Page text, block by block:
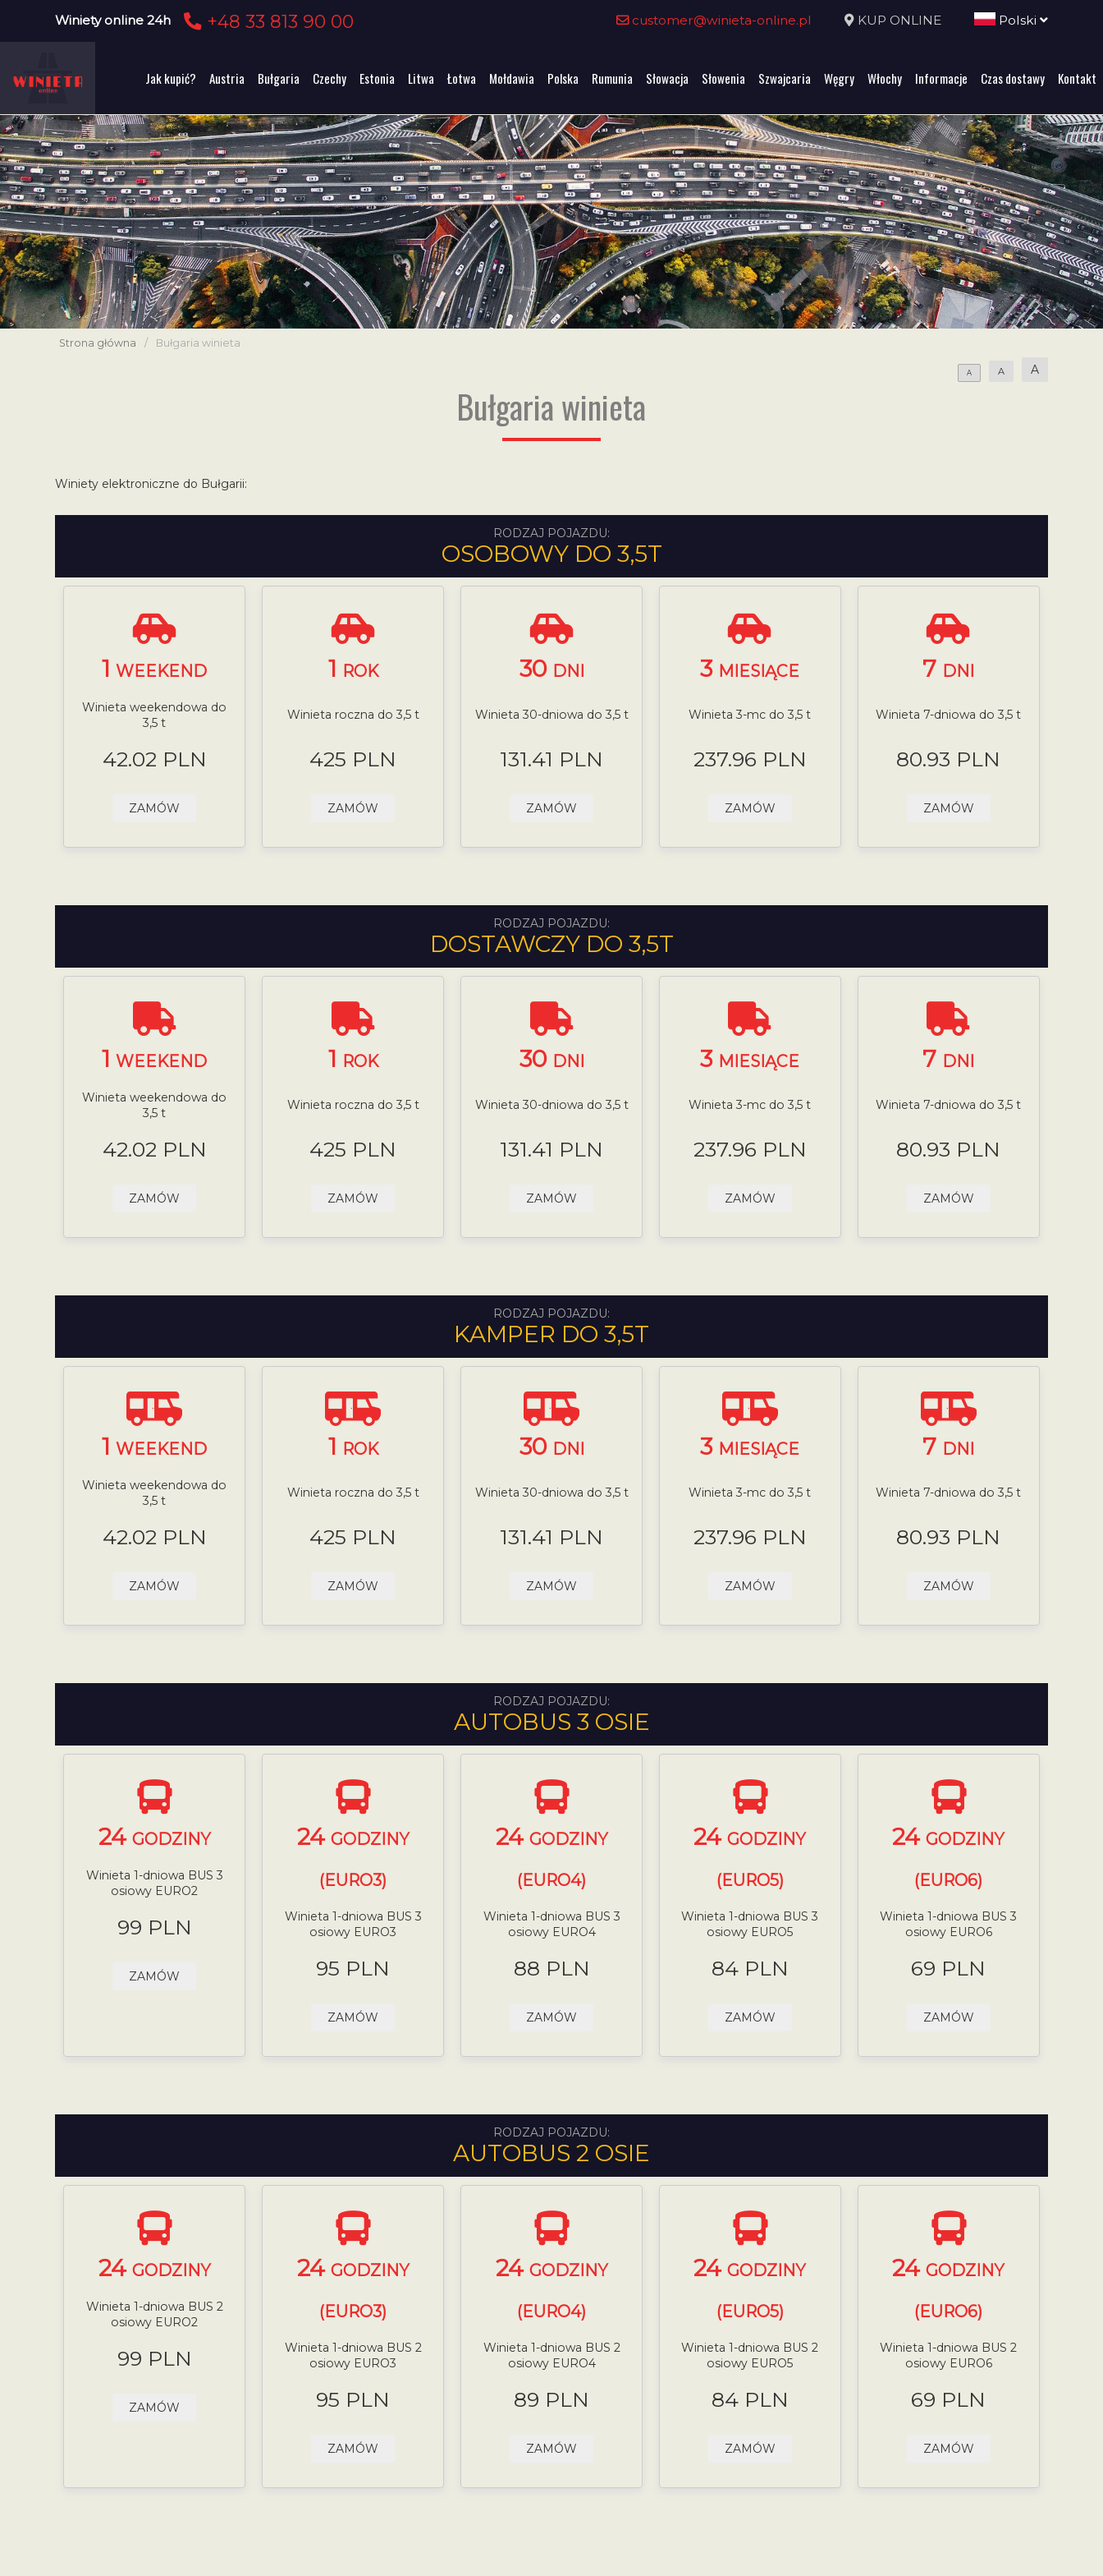
Winiety online 24h +48 33 813 90 00 customer@winieta-online.pl KUP ONLINE Polski
Jak kupić? Austria Bułgaria Czechy Estonia Litwa Łotwa Mołdawia Polska Rumunia Słowacja Słowenia Szwajcaria Węgry Włochy Informacje Czas dostawy Kontakt
Strona główna / Bułgaria winieta
A A A
Bułgaria winieta
Winiety elektroniczne do Bułgarii:
RODZAJ POJAZDU:
OSOBOWY DO 3,5T
1WEEKEND
Winieta weekendowa do
3,5 t
42.02 PLN
ZAMÓW
1 ROK
Winieta roczna do 3,5 t
425 PLN
ZAMÓW
30 DNI
Winieta 30-dniowa do 3,5 t
131.41 PLN
ZAMÓW
3 MIESIĄCE
Winieta 3-mc do 3,5 t
237.96 PLN
ZAMÓW
7 DNI
Winieta 7-dniowa do 3,5 t
80.93 PLN
ZAMÓW
RODZAJ POJAZDU:
DOSTAWCZY DO 3,5T
1WEEKEND
Winieta weekendowa do
3,5 t
42.02 PLN
ZAMÓW
1 ROK
Winieta roczna do 3,5 t
425 PLN
ZAMÓW
30 DNI
Winieta 30-dniowa do 3,5 t
131.41 PLN
ZAMÓW
3 MIESIĄCE
Winieta 3-mc do 3,5 t
237.96 PLN
ZAMÓW
7 DNI
Winieta 7-dniowa do 3,5 t
80.93 PLN
ZAMÓW
RODZAJ POJAZDU:
KAMPER DO 3,5T
1WEEKEND
Winieta weekendowa do
3,5 t
42.02 PLN
ZAMÓW
1 ROK
Winieta roczna do 3,5 t
425 PLN
ZAMÓW
30 DNI
Winieta 30-dniowa do 3,5 t
131.41 PLN
ZAMÓW
3 MIESIĄCE
Winieta 3-mc do 3,5 t
237.96 PLN
ZAMÓW
7 DNI
Winieta 7-dniowa do 3,5 t
80.93 PLN
ZAMÓW
RODZAJ POJAZDU:
AUTOBUS 3 OSIE
24 GODZINY
Winieta 1-dniowa BUS 3
osiowy EURO2
99 PLN
ZAMÓW
24 GODZINY
(EURO3)
Winieta 1-dniowa BUS 3
osiowy EURO3
95 PLN
ZAMÓW
24 GODZINY
(EURO4)
Winieta 1-dniowa BUS 3
osiowy EURO4
88 PLN
ZAMÓW
24GODZINY
(EURO5)
Winieta 1-dniowa BUS 3
osiowy EURO5
84 PLN
ZAMÓW
24GODZINY
(EURO6)
Winieta 1-dniowa BUS 3
osiowy EURO6
69 PLN
ZAMÓW
RODZAJ POJAZDU:
AUTOBUS 2 OSIE
24 GODZINY
Winieta 1-dniowa BUS 2
osiowy EURO2
99 PLN
ZAMÓW
24 GODZINY
(EURO3)
Winieta 1-dniowa BUS 2
osiowy EURO3
95 PLN
ZAMÓW
24 GODZINY
(EURO4)
Winieta 1-dniowa BUS 2
osiowy EURO4
89 PLN
ZAMÓW
24GODZINY
(EURO5)
Winieta 1-dniowa BUS 2
osiowy EURO5
84 PLN
ZAMÓW
24GODZINY
(EURO6)
Winieta 1-dniowa BUS 2
osiowy EURO6
69 PLN
ZAMÓW